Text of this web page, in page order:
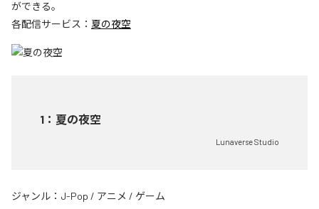
ができる。
各配信サービス： 夏の夜空
1 ： 夏の夜空
Lunaverse Studio
ジャンル： J-Pop / アニメ / ゲーム